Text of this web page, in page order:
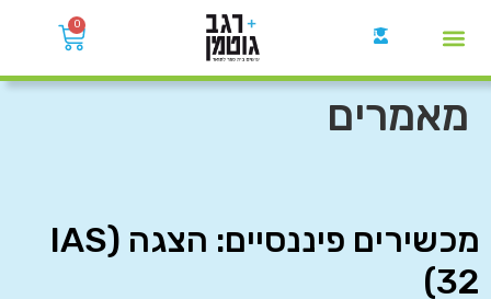
0
מאמרים
מכשירים פיננסיים: הצגה (IAS
32)